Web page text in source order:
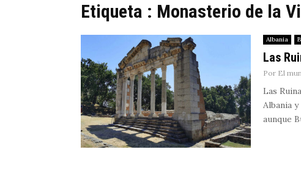
Etiqueta : Monasterio de la
Albania
Las
Por El
Las
Albania
aunque